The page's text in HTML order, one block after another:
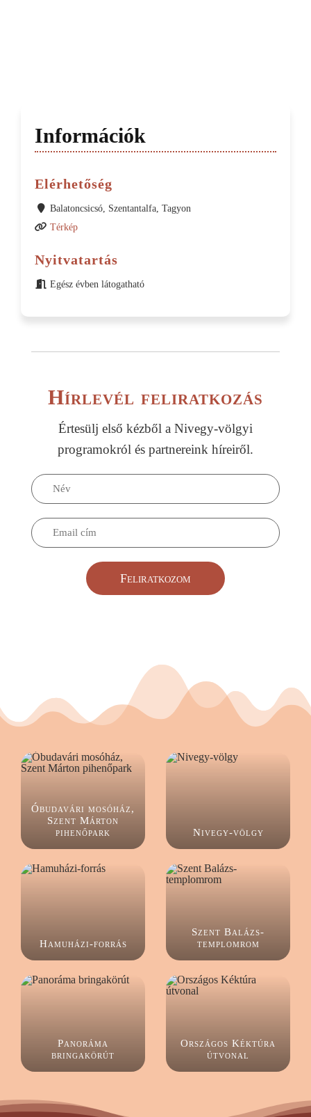
Információk
Elérhetőség
Balatoncsicsó, Szentantalfa, Tagyon
Térkép
Nyitvatartás
Egész évben látogatható
Hírlevél feliratkozás
Értesülj első kézből a Nivegy-völgyi
programokról és partnereink híreiről.
Feliratkozom
Óbudavári mosóház,
Szent Márton
pihenőpark
Nivegy-völgy
Hamuházi-forrás
Szent Balázs-
templomrom
Panoráma
bringakörút
Országos Kéktúra
útvonal